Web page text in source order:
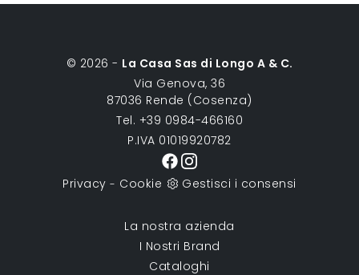
© 2026 - La Casa Sas di Longo A & C.
Via Genova, 36
87036 Rende (Cosenza)
Tel. +39 0984-466160
P.IVA 01019920782
Privacy - Cookie Gestisci i consensi
La nostra azienda
I Nostri Brand
Cataloghi